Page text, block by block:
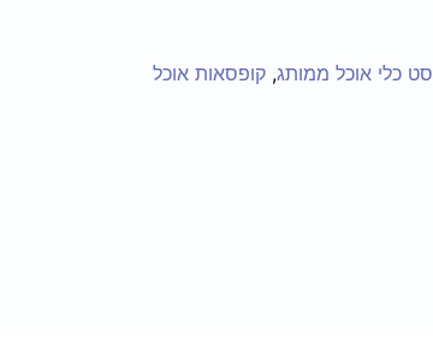
סט כלי אוכל ממותג, קופסאות אוכל